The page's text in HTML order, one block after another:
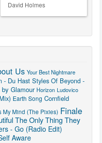
David Holmes
Us Your Best Nightmare
- Du Hast Styles Of Beyond -
by Glamour Horizon Ludovico
Earth Song Cornfield
My Mind (The Pixies) Finale
The Only Thing They
- Go (Radio Edit)
Aware